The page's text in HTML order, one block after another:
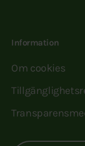
Information
Om cookies